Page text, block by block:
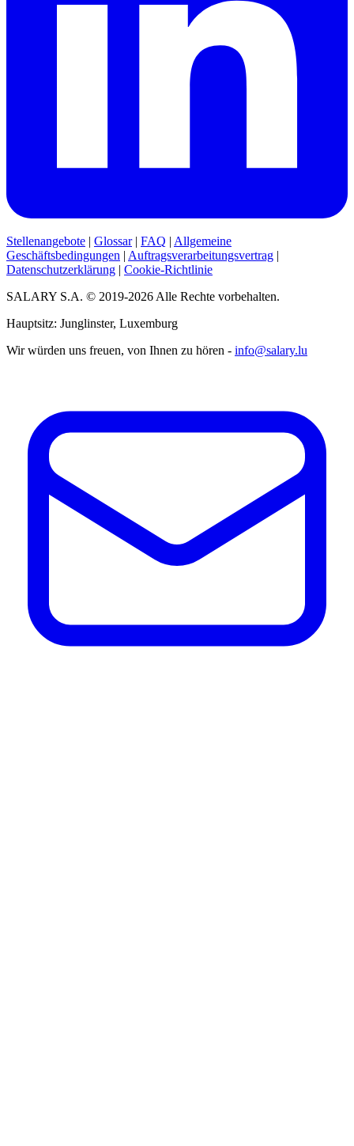
Stellenangebote | Glossar| FAQ | Allgemeine
Geschäftsbedingungen | Auftragsverarbeitungsvertrag |
Datenschutzerklärung | Cookie-Richtlinie
SALARY S.A. © 2019-2026 Alle Rechte vorbehalten.
Hauptsitz: Junglinster, Luxemburg
Wir würden uns freuen, von Ihnen zu hören - info@salary.lu